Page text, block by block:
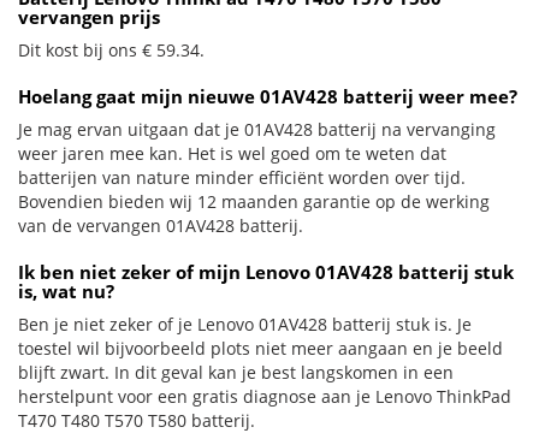
vervangen prijs
Dit kost bij ons € 59.34.
Hoelang gaat mijn nieuwe 01AV428 batterij weer mee?
Je mag ervan uitgaan dat je 01AV428 batterij na vervanging
weer jaren mee kan. Het is wel goed om te weten dat
batterijen van nature minder efficiënt worden over tijd.
Bovendien bieden wij 12 maanden garantie op de werking
van de vervangen 01AV428 batterij.
Ik ben niet zeker of mijn Lenovo 01AV428 batterij stuk
is, wat nu?
Ben je niet zeker of je Lenovo 01AV428 batterij stuk is. Je
toestel wil bijvoorbeeld plots niet meer aangaan en je beeld
blijft zwart. In dit geval kan je best langskomen in een
herstelpunt voor een gratis diagnose aan je Lenovo ThinkPad
T470 T480 T570 T580 batterij.